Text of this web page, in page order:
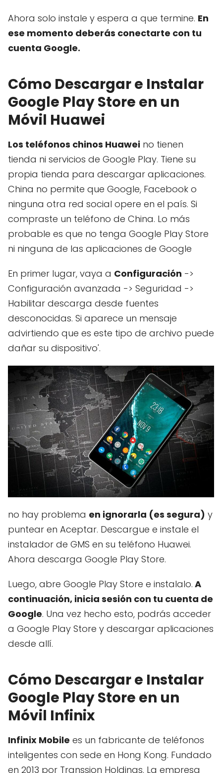
Ahora solo instale y espera a que termine. En
ese momento deberás conectarte con tu
cuenta Google.
Cómo Descargar e Instalar
Google Play Store en un
Móvil Huawei
Los teléfonos chinos Huawei no tienen
tienda ni servicios de Google Play. Tiene su
propia tienda para descargar aplicaciones.
China no permite que Google, Facebook o
ninguna otra red social opere en el país. Si
compraste un teléfono de China. Lo más
probable es que no tenga Google Play Store
ni ninguna de las aplicaciones de Google
En primer lugar, vaya a Configuración ->
Configuración avanzada -> Seguridad ->
Habilitar descarga desde fuentes
desconocidas. Si aparece un mensaje
advirtiendo que es este tipo de archivo puede
dañar su dispositivo'.
no hay problema en ignorarla (es segura) y
puntear en Aceptar. Descargue e instale el
instalador de GMS en su teléfono Huawei.
Ahora descarga Google Play Store.
Luego, abre Google Play Store e instalalo. A
continuación, inicia sesión con tu cuenta de
Google. Una vez hecho esto, podrás acceder
a Google Play Store y descargar aplicaciones
desde allí.
Cómo Descargar e Instalar
Google Play Store en un
Móvil Infinix
Infinix Mobile es un fabricante de teléfonos
inteligentes con sede en Hong Kong. Fundado
en 2013 por Transsion Holdings. La empresa